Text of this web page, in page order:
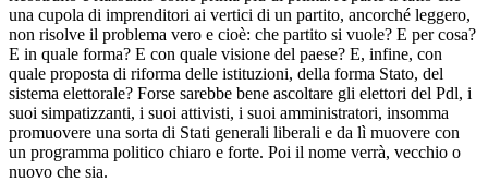
una cupola di imprenditori ai vertici di un partito, ancorché leggero,
non risolve il problema vero e cioè: che partito si vuole? E per cosa?
E in quale forma? E con quale visione del paese? E, infine, con
quale proposta di riforma delle istituzioni, della forma Stato, del
sistema elettorale? Forse sarebbe bene ascoltare gli elettori del Pdl, i
suoi simpatizzanti, i suoi attivisti, i suoi amministratori, insomma
promuovere una sorta di Stati generali liberali e da lì muovere con
un programma politico chiaro e forte. Poi il nome verrà, vecchio o
nuovo che sia.